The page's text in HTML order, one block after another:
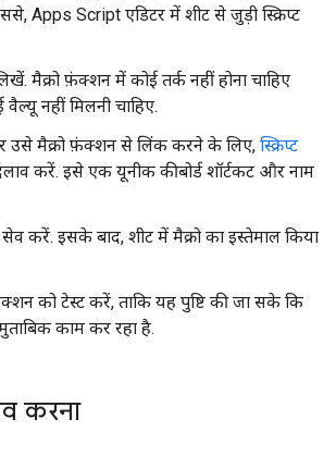
Apps Script एडिटर में शीट से जुड़ी स्क्रिप्ट
मैक्रो फ़ंक्शन में कोई तर्क नहीं होना चाहिए
नहीं मिलनी चाहिए.
उसे मैक्रो फ़ंक्शन से लिंक करने के लिए, स्क्रिप्ट
करें. इसे एक यूनीक कीबोर्ड शॉर्टकट और नाम
सेव करें. इसके बाद, शीट में मैक्रो का इस्तेमाल किया
को टेस्ट करें, ताकि यह पुष्टि की जा सके कि
काम कर रहा है.
करना